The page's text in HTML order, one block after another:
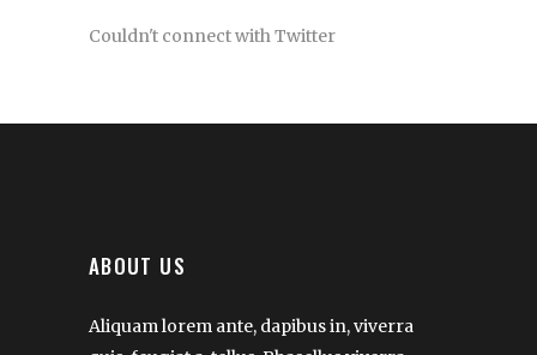
Couldn't connect with Twitter
ABOUT US
Aliquam lorem ante, dapibus in, viverra